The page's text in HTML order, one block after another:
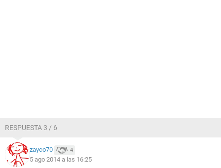
RESPUESTA 3 / 6
zayco70 4
5 ago 2014 a las 16:25